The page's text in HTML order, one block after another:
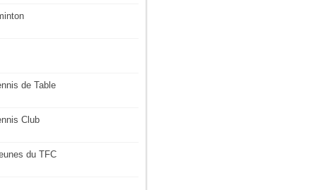
de Table
Club
du TFC